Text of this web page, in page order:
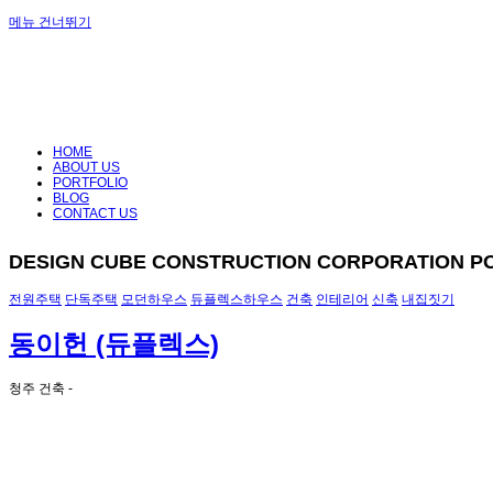
메뉴 건너뛰기
HOME
ABOUT US
PORTFOLIO
BLOG
CONTACT US
DESIGN CUBE CONSTRUCTION CORPORATION
전원주택 단독주택 모던하우스 듀플렉스하우스 건축 인테리어 신축 내집짓기
동이헌 (듀플렉스)
청주 건축 -